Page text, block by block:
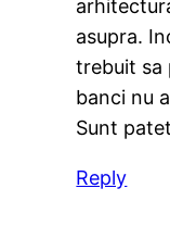
asupra.
trebuit sa
banci nu
Sunt
Reply